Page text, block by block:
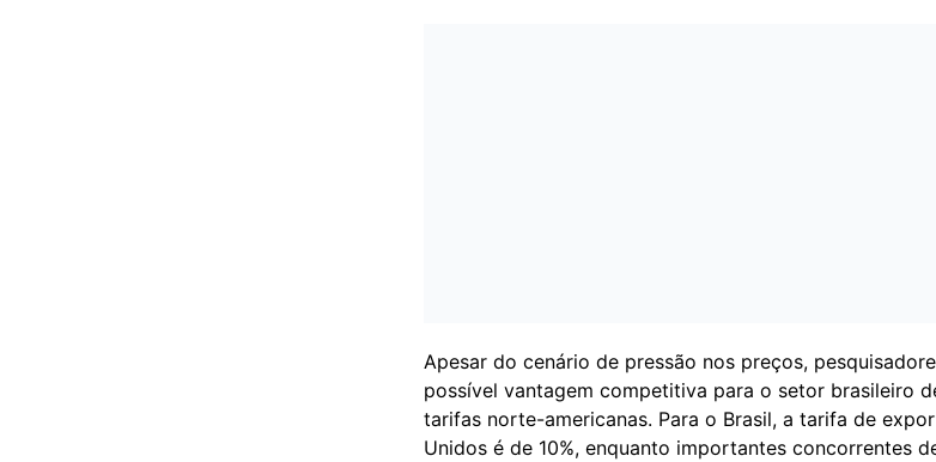
Apesar do cenário de pressão nos preços,
possível vantagem competitiva para o setor brasileiro
tarifas norte-americanas. Para o Brasil, a tarifa de
Unidos é de 10%, enquanto importantes concorrentes